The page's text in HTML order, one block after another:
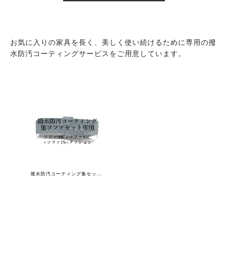
お気に入りの家具を長く、美しく使い続けるために専用の撥
水防汚コーティングサービスをご用意しています。
撥水防汚コーティング集セット(ソファ90C+ソファ45C+ソファ1S+クッション)専用